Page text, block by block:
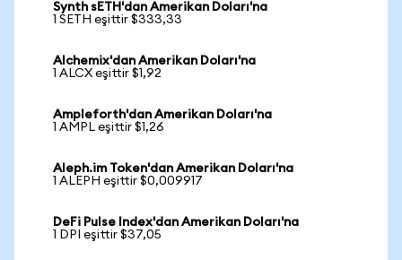
Synth sETH'dan Amerikan Doları'na
1 SETH eşittir $333,33
Alchemix'dan Amerikan Doları'na
1 ALCX eşittir $1,92
Ampleforth'dan Amerikan Doları'na
1 AMPL eşittir $1,26
Aleph.im Token'dan Amerikan Doları'na
1 ALEPH eşittir $0,009917
DeFi Pulse Index'dan Amerikan Doları'na
1 DPI eşittir $37,05